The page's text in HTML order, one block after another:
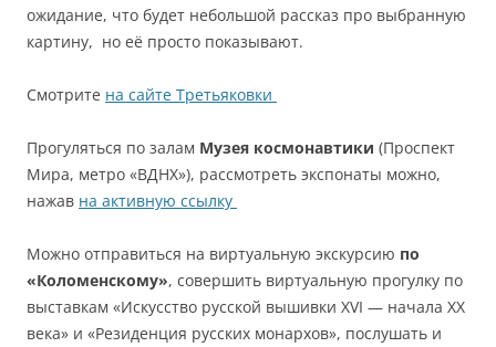
ожидание, что будет небольшой рассказ про выбранную
картину, но её просто показывают.
Смотрите на сайте Третьяковки
Прогуляться по залам Музея космонавтики (Проспект
Мира, метро «ВДНХ»), рассмотреть экспонаты можно,
нажав на активную ссылку
Можно отправиться на виртуальную экскурсию по
«Коломенскому», совершить виртуальную прогулку по
выставкам «Искусство русской вышивки XVI — начала XX
века» и «Резиденция русских монархов», послушать и